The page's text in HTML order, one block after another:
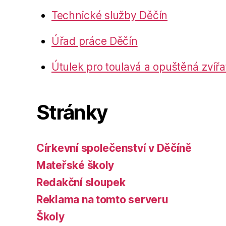
Technické služby Děčín
Úřad práce Děčín
Útulek pro toulavá a opuštěná
Stránky
Církevní společenství v Děčíně
Mateřské školy
Redakční sloupek
Reklama na tomto serveru
Školy